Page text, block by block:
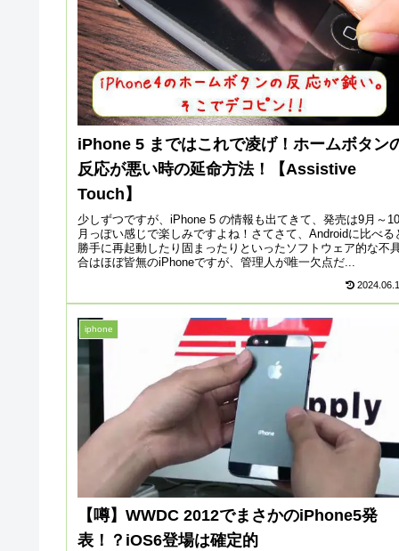
iPhone 5 まではこれで凌げ！ホームボタン
反応が悪い時の延命方法！【Assistive
Touch】
少しずつですが、iPhone 5 の情報も出てきて、発売は9月～10
月っぽい感じで楽しみですよね！さてさて、Androidに比べる
勝手に再起動したり固まったりといったソフトウェア的な不
合はほぼ皆無のiPhoneですが、管理人が唯一欠点だ...
iphone
【噂】WWDC 2012でまさかのiPhone5発
表！？iOS6登場は確定的